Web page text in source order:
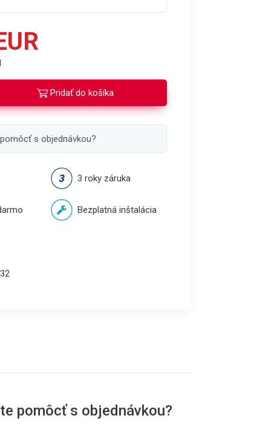
Pridať do košíka
s objednávkou?
3 roky záruka
Bezplatná inštalácia
pomôcť s objednávkou?